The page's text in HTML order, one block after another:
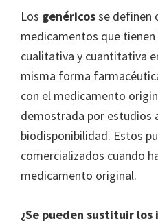
Los genéricosse definen
medicamentos que
cualitativa y cuantitativa
misma forma
con el medicamento
demostrada por estudios
biodisponibilidad. Estos
comercializados cuando
medicamento original.
¿Se pueden sustituir los